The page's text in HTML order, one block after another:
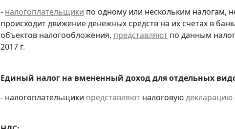
- налогоплательщики по одному или нескольким налогам,
происходит движение денежных средств на их счетах в
объектов налогообложения, представляют по данным
2017 г.
Единый налог на вмененный доход для отдельных
- налогоплательщики представляют налоговуюдекларацию